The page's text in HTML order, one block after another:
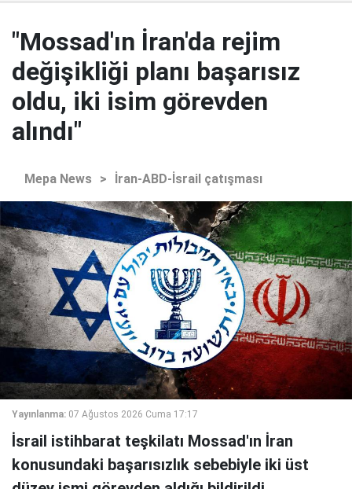
"Mossad'ın İran'da rejim
değişikliği planı başarısız
oldu, iki isim görevden
alındı"
Mepa News > İran-ABD-İsrail çatışması
Yayınlanma: 07 Ağustos 2026 Cuma 17:17
İsrail istihbarat teşkilatı Mossad'ın İran
konusundaki başarısızlık sebebiyle iki üst